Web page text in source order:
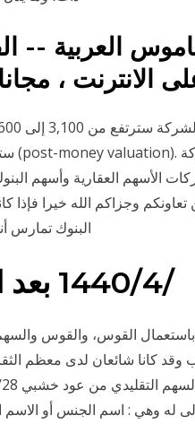
العربية --
هلشركات الأسهم العقارية وأسهم
وجزاكم الله خيرا فإذا
البنوك تمارس
14‏‏/4‏‏/1440 بعد الهجرة
القوس، والقوس
وقد كانا شائعان لدى معظم
له وهي : اسم الجنس أو